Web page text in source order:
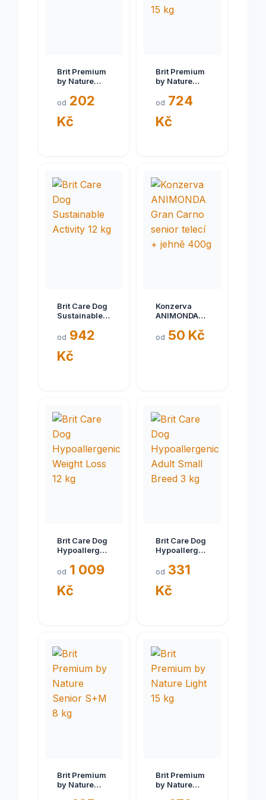
Brit Premium
by Nature
od 202
Kč
Brit Premium
by Nature
15 kg
od 724
Kč
Brit Care Dog
Sustainable
od 942
Kč
Konzerva
ANIMONDA
senior telecí
od 50 Kč
Brit Care Dog
Hypoallergenic
12 kg
od 1 009
Kč
Brit Care Dog
Hypoallergenic
Breed 3 kg
od 331
Kč
Brit Premium
by Nature
Brit Premium
by Nature